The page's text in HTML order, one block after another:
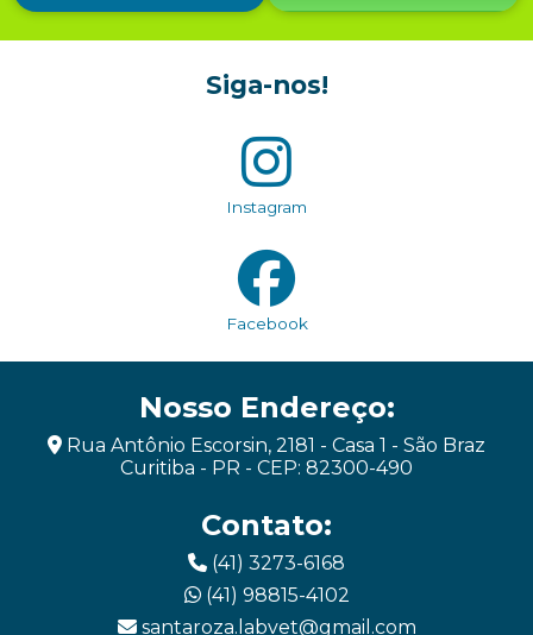
Siga-nos!
Instagram
Facebook
Nosso Endereço:
Rua Antônio Escorsin, 2181 - Casa 1 - São Braz
Curitiba - PR - CEP: 82300-490
Contato:
(41) 3273-6168
(41) 98815-4102
santaroza.labvet@gmail.com